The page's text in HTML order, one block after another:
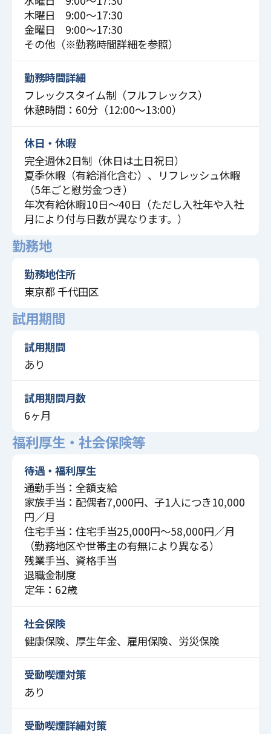
木曜日 9:00〜17:30
金曜日 9:00〜17:30
その他（※勤務時間詳細を参照）
勤務時間詳細
フレックスタイム制（フルフレックス）
休憩時間：60分（12:00～13:00）
休日・休暇
完全週休2日制（休日は土日祝日）
夏季休暇（有給消化含む）、リフレッシュ休暇
（5年ごと慰労金つき）
年次有給休暇10日～40日（ただし入社年や入社
月により付与日数が異なります。）
勤務地
勤務地住所
東京都 千代田区
試用期間
試用期間
あり
試用期間月数
6ヶ月
福利厚生・社会保険等
待遇・福利厚生
通勤手当：全額支給
家族手当：配偶者7,000円、子1人につき10,000
円／月
住宅手当：住宅手当25,000円～58,000円／月
（勤務地区や世帯主の有無により異なる）
残業手当、資格手当
退職金制度
定年：62歳
社会保険
健康保険、厚生年金、雇用保険、労災保険
受動喫煙対策
あり
受動喫煙詳細対策